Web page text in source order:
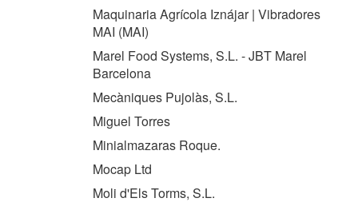
Maquinaria Agrícola Iznájar | Vibradores
MAI (MAI)
Marel Food Systems, S.L. - JBT Marel
Barcelona
Mecàniques Pujolàs, S.L.
Miguel Torres
Minialmazaras Roque.
Mocap Ltd
Moli d'Els Torms, S.L.